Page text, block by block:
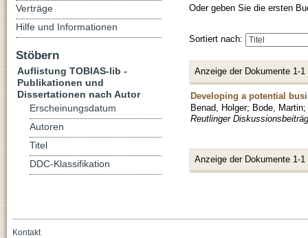
Oder geben Sie die ersten
Sortiert nach:
Anzeige der Dokumente 1-1
Developing a potential
Benad, Holger; Bode, Martin;
Reutlinger
Anzeige der Dokumente 1-1
Verträge
Hilfe und Informationen
Stöbern
Auflistung TOBIAS-lib -
Publikationen und
Dissertationen nach Autor
Erscheinungsdatum
Autoren
Titel
DDC-Klassifikation
Kontakt